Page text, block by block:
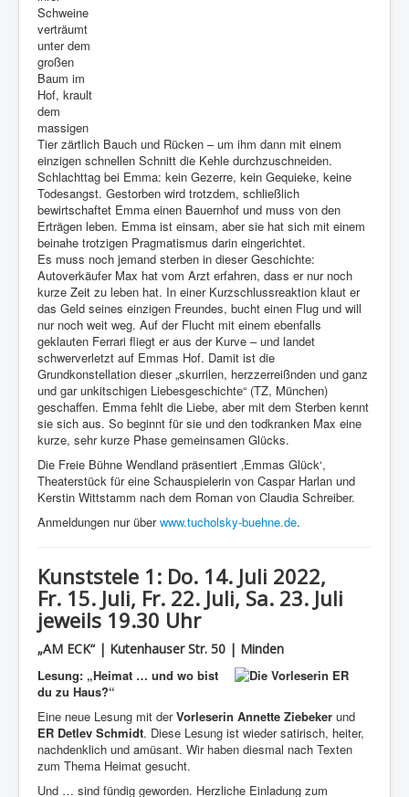
Schweine
verträumt
unter dem
großen
Baum im
Hof, krault
dem
massigen
Tier zärtlich Bauch und Rücken – um ihm dann mit einem
einzigen schnellen Schnitt die Kehle durchzuschneiden.
Schlachttag bei Emma: kein Gezerre, kein Gequieke, keine
Todesangst. Gestorben wird trotzdem, schließlich
bewirtschaftet Emma einen Bauernhof und muss von den
Erträgen leben. Emma ist einsam, aber sie hat sich mit einem
beinahe trotzigen Pragmatismus darin eingerichtet.
Es muss noch jemand sterben in dieser Geschichte:
Autoverkäufer Max hat vom Arzt erfahren, dass er nur noch
kurze Zeit zu leben hat. In einer Kurzschlussreaktion klaut er
das Geld seines einzigen Freundes, bucht einen Flug und will
nur noch weit weg. Auf der Flucht mit einem ebenfalls
geklauten Ferrari fliegt er aus der Kurve – und landet
schwerverletzt auf Emmas Hof. Damit ist die
Grundkonstellation dieser „skurrilen, herzzerreißnden und ganz
und gar unkitschigen Liebesgeschichte“ (TZ, München)
geschaffen. Emma fehlt die Liebe, aber mit dem Sterben kennt
sie sich aus. So beginnt für sie und den todkranken Max eine
kurze, sehr kurze Phase gemeinsamen Glücks.
Die Freie Bühne Wendland präsentiert ‚Emmas Glück‘,
Theaterstück für eine Schauspielerin von Caspar Harlan und
Kerstin Wittstamm nach dem Roman von Claudia Schreiber.
Anmeldungen nur überwww.tucholsky-buehne.de.
Kunststele 1: Do. 14. Juli 2022,
Fr. 15. Juli, Fr. 22. Juli, Sa. 23. Juli
jeweils 19.30 Uhr
„AM ECK“ | Kutenhauser Str. 50 | Minden
Lesung: „Heimat … und wo bist
du zu Haus?“
Eine neue Lesung mit derVorleserin Annette Ziebeker und
ER Detlev Schmidt. Diese Lesung ist wieder satirisch, heiter,
nachdenklich und amüsant. Wir haben diesmal nach Texten
zum Thema Heimat gesucht.
Und … sind fündig geworden. Herzliche Einladung zum